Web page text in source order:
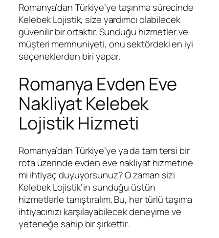
Romanya’dan Türkiye’ye taşınma sürecinde
Kelebek Lojistik, size yardımcı olabilecek
güvenilir bir ortaktır. Sunduğu hizmetler ve
müşteri memnuniyeti, onu sektördeki en iyi
seçeneklerden biri yapar.
Romanya Evden Eve
Nakliyat Kelebek
Lojistik Hizmeti
Romanya’dan Türkiye’ye ya da tam tersi bir
rota üzerinde evden eve nakliyat hizmetine
mi ihtiyaç duyuyorsunuz? O zaman sizi
Kelebek Lojistik’in sunduğu üstün
hizmetlerle tanıştıralım. Bu, her türlü taşıma
ihtiyacınızı karşılayabilecek deneyime ve
yeteneğe sahip bir şirkettir.